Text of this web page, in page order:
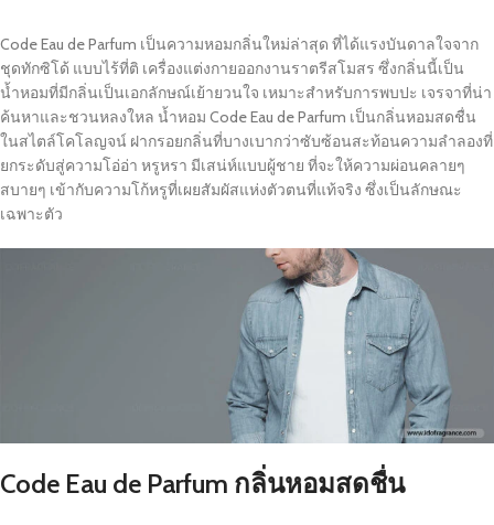
Code Eau de Parfum เป็นความหอมกลิ่นใหม่ล่าสุด ที่ได้แรงบันดาลใจจาก
ชุดทักซิโด้ แบบไร้ที่ติ เครื่องแต่งกายออกงานราตรีสโมสร ซึ่งกลิ่นนี้เป็น
น้ำหอมที่มีกลิ่นเป็นเอกลักษณ์เย้ายวนใจ เหมาะสำหรับการพบปะ เจรจาที่น่า
ค้นหาและชวนหลงใหล น้ำหอม Code Eau de Parfum เป็นกลิ่นหอมสดชื่น
ในสไตล์โคโลญจน์ ฝากรอยกลิ่นที่บางเบากว่าซับซ้อนสะท้อนความลำลองที่
ยกระดับสู่ความโอ่อ่า หรูหรา มีเสน่ห์แบบผู้ชาย ที่จะให้ความผ่อนคลายๆ
สบายๆ เข้ากับความโก้หรูที่เผยสัมผัสแห่งตัวตนที่แท้จริง ซึ่งเป็นลักษณะ
เฉพาะตัว
Code Eau de Parfum กลิ่นหอมสดชื่น